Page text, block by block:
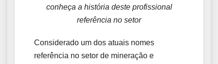
conheça a história deste profissional
referência no setor
Considerado um dos atuais nomes
referência no setor de mineração e